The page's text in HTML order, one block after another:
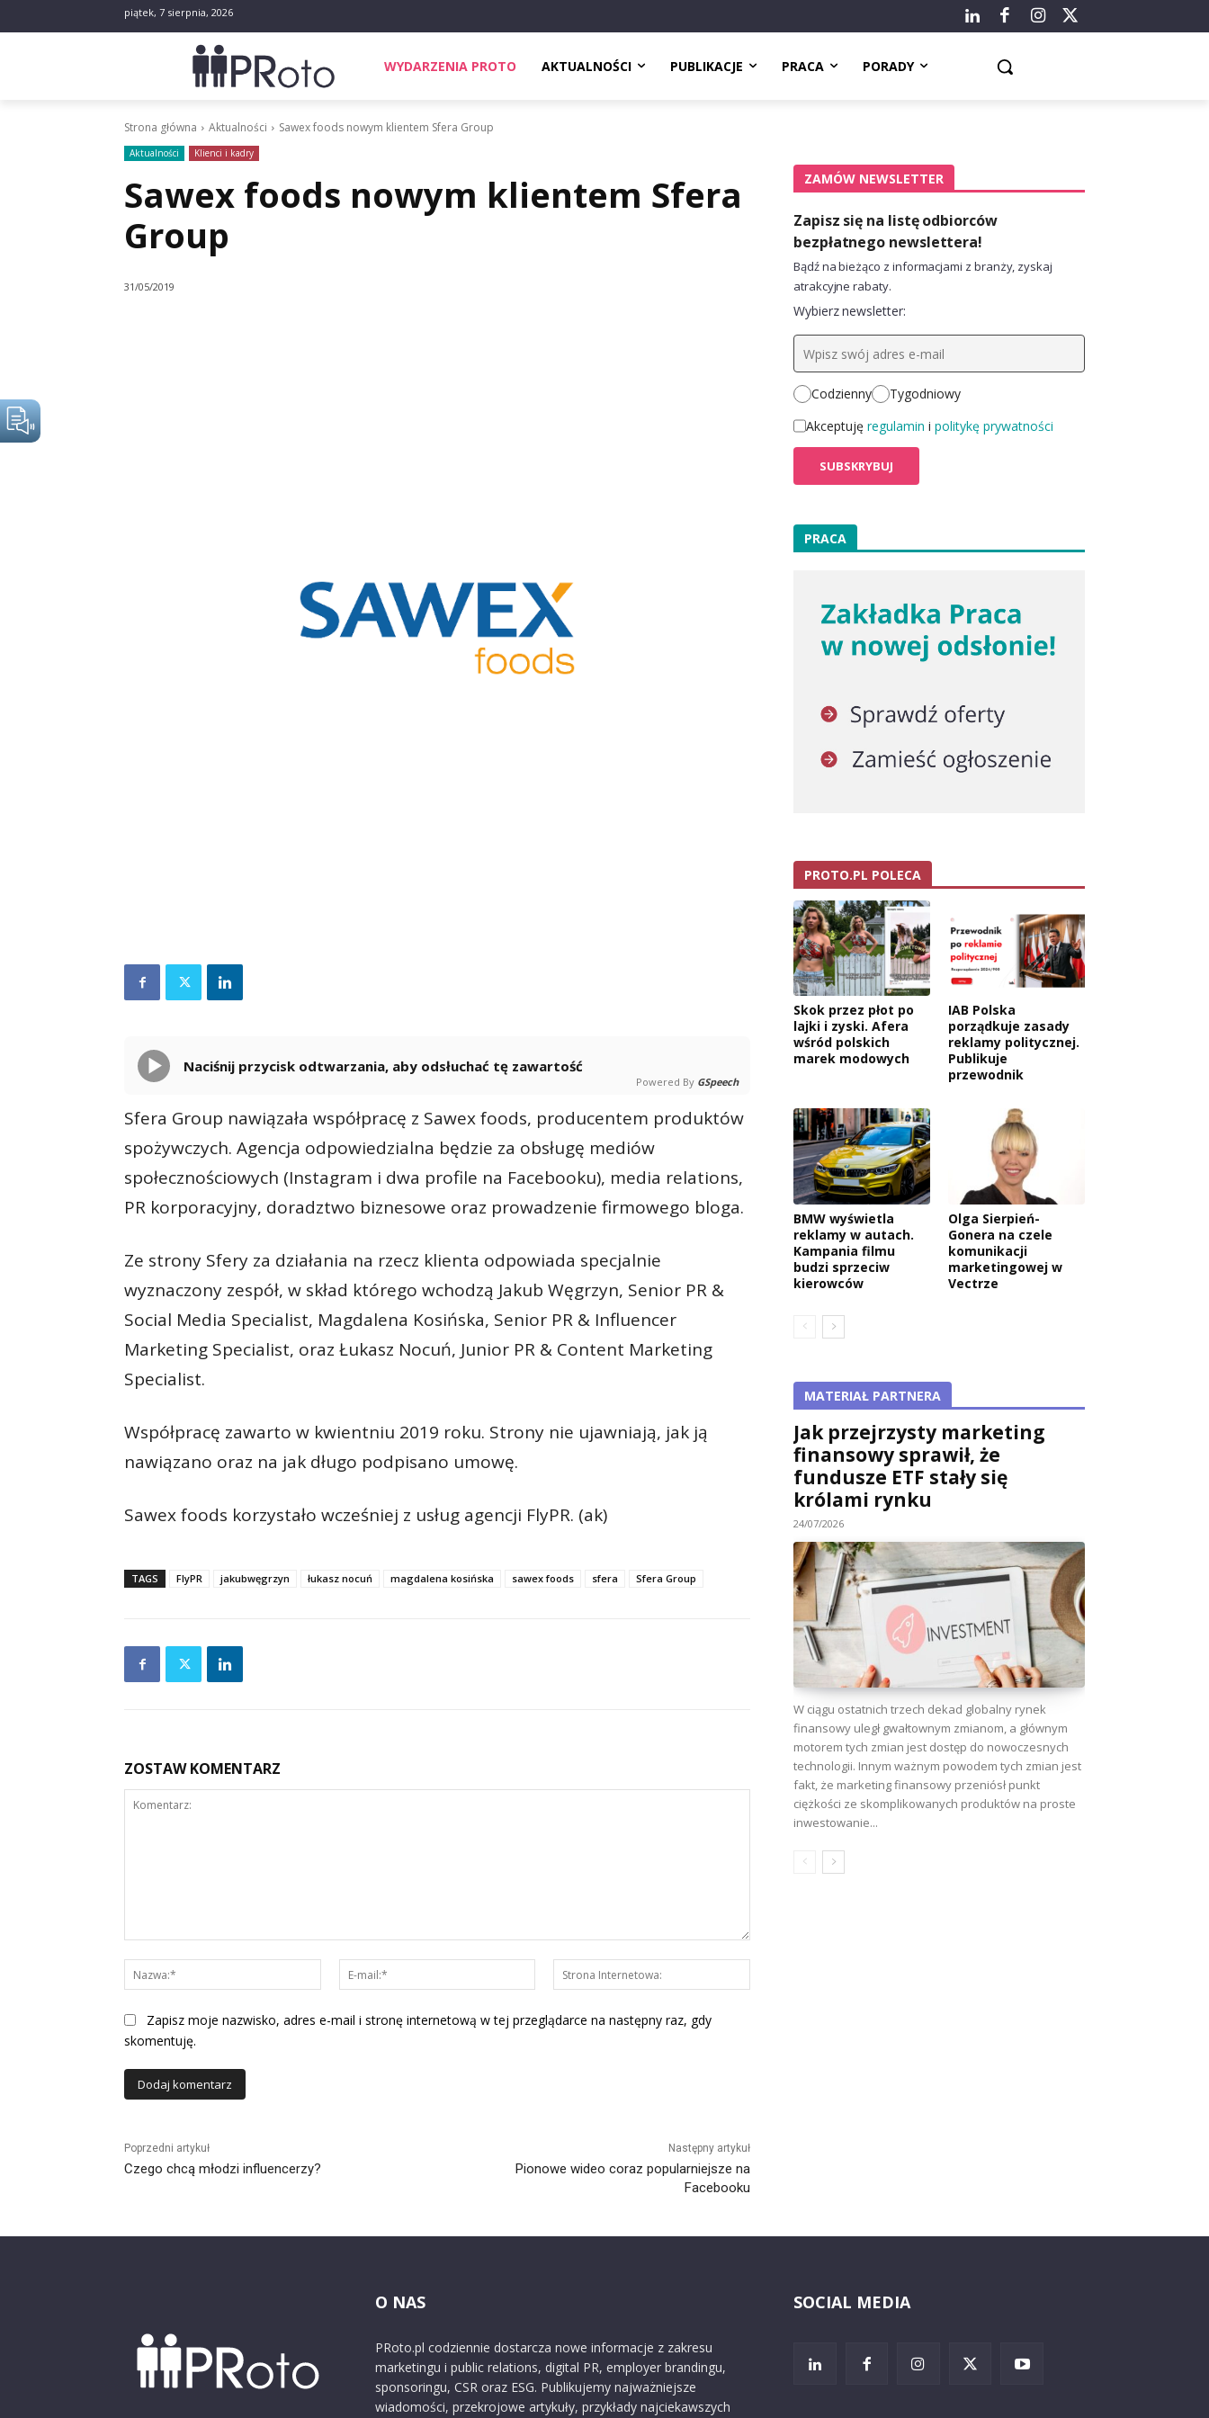
piątek, 7 sierpnia, 2026
WYDARZENIA PROTO AKTUALNOŚCI PUBLIKACJE PRACA PORADY
Strona główna Aktualności Sawex foods nowym klientem Sfera Group
Aktualności Klienci i kadry
Sawex foods nowym klientem Sfera
Group
31/05/2019
Naciśnij przycisk odtwarzania, aby odsłuchać tę zawartość
Powered By GSpeech
Sfera Group nawiązała współpracę z Sawex foods, producentem produktów
spożywczych. Agencja odpowiedzialna będzie za obsługę mediów
społecznościowych (Instagram i dwa profile na Facebooku), media relations,
PR korporacyjny, doradztwo biznesowe oraz prowadzenie firmowego bloga.
Ze strony Sfery za działania na rzecz klienta odpowiada specjalnie
wyznaczony zespół, w skład którego wchodzą Jakub Węgrzyn, Senior PR &
Social Media Specialist, Magdalena Kosińska, Senior PR & Influencer
Marketing Specialist, oraz Łukasz Nocuń, Junior PR & Content Marketing
Specialist.
Współpracę zawarto w kwientniu 2019 roku. Strony nie ujawniają, jak ją
nawiązano oraz na jak długo podpisano umowę.
Sawex foods korzystało wcześniej z usług agencji FlyPR. (ak)
TAGS FlyPR jakubwęgrzyn łukasz nocuń magdalena kosińska sawex foods sfera Sfera Group
ZOSTAW KOMENTARZ
Nazwa:*
mail:*
Internetowa:
Zapisz moje nazwisko, adres e-mail i stronę internetową w tej przeglądarce na następny raz, gdy
skomentuję.
Poprzedni artykuł
Czego chcą młodzi influencerzy?
Następny artykuł
Pionowe wideo coraz popularniejsze na
Facebooku
ZAMÓW NEWSLETTER
Zapisz się na listę odbiorców
bezpłatnego newslettera!
Bądź na bieżąco z informacjami z branży, zyskaj
atrakcyjne rabaty.
Wybierz newsletter:
Codzienny
Tygodniowy
Akceptuję regulamin i politykę prywatności
PRACA
PROTO.PL POLECA
Skok przez płot po
lajki i zyski. Afera
wśród polskich
marek modowych
IAB Polska
porządkuje zasady
reklamy politycznej.
Publikuje
przewodnik
BMW wyświetla
reklamy w autach.
Kampania filmu
budzi sprzeciw
kierowców
Olga Sierpień-
Gonera na czele
komunikacji
marketingowej w
Vectrze
MATERIAŁ PARTNERA
Jak przejrzysty marketing
finansowy sprawił, że
fundusze ETF stały się
królami rynku
24/07/2026
W ciągu ostatnich trzech dekad globalny rynek
finansowy uległ gwałtownym zmianom, a głównym
motorem tych zmian jest dostęp do nowoczesnych
technologii. Innym ważnym powodem tych zmian jest
fakt, że marketing finansowy przeniósł punkt
ciężkości ze skomplikowanych produktów na proste
inwestowanie...
O NAS
PRoto.pl codziennie dostarcza nowe informacje z zakresu
marketingu i public relations, digital PR, employer brandingu,
sponsoringu, CSR oraz ESG. Publikujemy najważniejsze
wiadomości, przekrojowe artykuły, przykłady najciekawszych
SOCIAL MEDIA